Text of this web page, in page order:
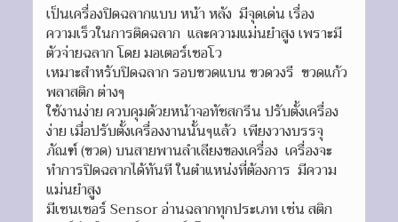
เป็นเครื่องปิดฉลากแบบ หน้า หลัง มีจุดเด่น เรื่อง
ความเร็วในการติดฉลาก และความแม่นยำสูง เพราะมี
ตัวจ่ายฉลาก โดย มอเตอร์เซอโว
เหมาะสำหรับปิดฉลาก รอบขวดแบน ขวดวงรี ขวดแก้ว
พลาสติก ต่างๆ
ใช้งานง่าย ควบคุมด้วยหน้าจอทัชสกรีน ปรับตั้งเครื่อง
ง่าย เมื่อปรับตั้งเครื่องงานนั้นๆแล้ว เพียงวางบรรจุ
ภัณฑ์ (ขวด) บนสายพานลำเลียงของเครื่อง เครื่องจะ
ทำการปิดฉลากได้ทันที ในตำแหน่งที่ต้องการ มีความ
แม่นยำสูง
มีเซนเซอร์ Sensor อ่านฉลากทุกประเภท เช่น สติก